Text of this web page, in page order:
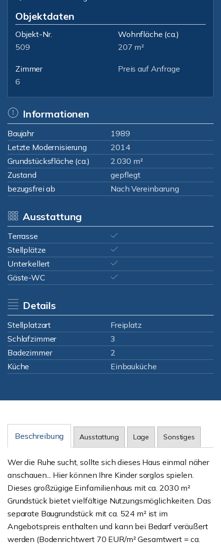
Objektdaten
Objekt-Nr.
509
Wohnfläche (ca.)
207 m²
Zimmer
6
Preis auf Anfrage
Informationen
Baujahr
1989
Letzte Modernisierung
2014
Grundstücksfläche (ca.)
2.030 m²
Zustand
gepflegt
bezugsfrei ab
Nach Vereinbarung
Ausstattung
Terrasse
Stellplätze
Unterkellert
Gäste-WC
Details
Stellplatzart
Freiplatz
Schlafzimmer
3
Badezimmer
2
Küche
Einbauküche
Beschreibung Ausstattung Lage Sonstiges
Wer die Ruhe sucht, sollte sich dieses Haus einmal näher
anschauen... Hier können Ihre Kinder sorglos spielen.
Dieses großzügige Einfamilienhaus mit ca. 2030 m²
Grundstück bietet vielfältige Nutzungsmöglichkeiten. Das
separate Baugrundstück mit ca. 524 m² ist im
Angebotspreis enthalten und kann bei Bedarf veräußert
werden (Bodenrichtwert 70 EUR/m² Gesamtwert = ca.